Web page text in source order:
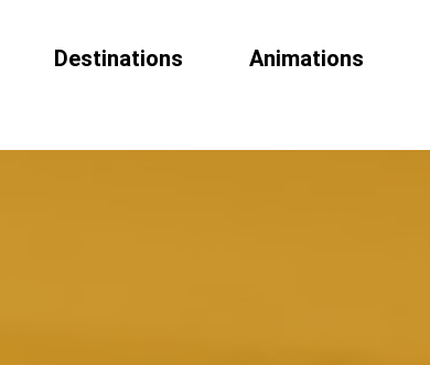
Destinations Animations